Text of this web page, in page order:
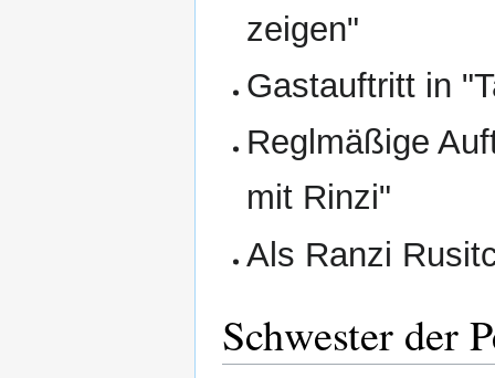
zeigen"
Gastauftritt in
Reglmäßige
mit Rinzi"
Als Ranzi
Schwester der